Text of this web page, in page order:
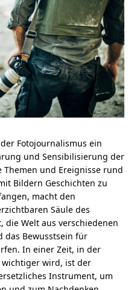
Fotojournalismus ein
und Sensibilisierung der
und Ereignisse rund
Bildern Geschichten zu
macht den
Säule des
die Welt aus verschiedenen
das Bewusstsein für
In einer Zeit, in der
wird, ist der
Instrument, um